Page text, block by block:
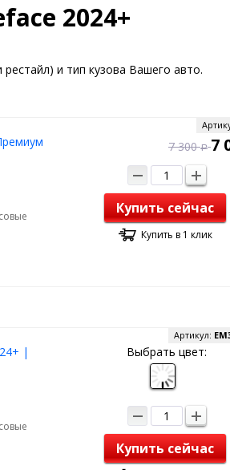
2024+
и тип кузова Вашего авто.
7 300 Р 7
Купить сейчас
Купить в 1 клик
|
Артикул:
Выбрать цвет:
Купить сейчас